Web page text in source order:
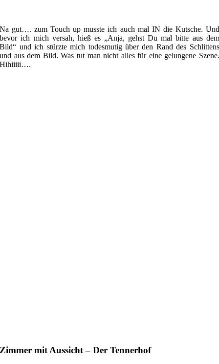
Na gut…. zum Touch up musste ich auch mal IN die Kutsche. Und
bevor ich mich versah, hieß es „Anja, gehst Du mal bitte aus dem
Bild“ und ich stürzte mich todesmutig über den Rand des Schlittens
und aus dem Bild. Was tut man nicht alles für eine gelungene Szene.
Hihiiiii….
Zimmer mit Aussicht – Der Tennerhof